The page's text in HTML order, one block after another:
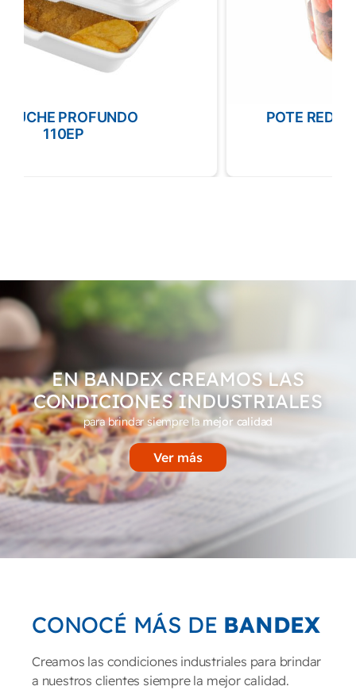
POTE REDONDO 3071 XLG CLEAR
EN BANDEX CREAMOS LAS
CONDICIONES INDUSTRIALES
para brindar siempre la mejor calidad
Ver más
CONOCÉ MÁS DE BANDEX
Creamos las condiciones industriales para brindar
a nuestros clientes siempre la mejor calidad.